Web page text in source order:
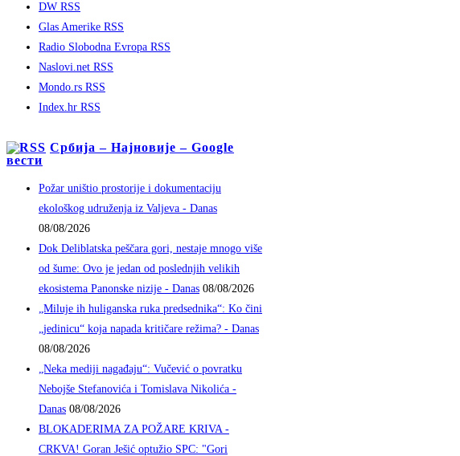
DW RSS
Glas Amerike RSS
Radio Slobodna Evropa RSS
Naslovi.net RSS
Mondo.rs RSS
Index.hr RSS
Србија – Најновије – Google
вести
Požar uništio prostorije i dokumentaciju
ekološkog udruženja iz Valjeva - Danas
08/08/2026
Dok Deliblatska peščara gori, nestaje mnogo više
od šume: Ovo je jedan od poslednjih velikih
ekosistema Panonske nizije - Danas 08/08/2026
„Miluje ih huliganska ruka predsednika“: Ko čini
„jedinicu“ koja napada kritičare režima? - Danas
08/08/2026
„Neka mediji nagađaju“: Vučević o povratku
Nebojše Stefanovića i Tomislava Nikolića -
Danas 08/08/2026
BLOKADERIMA ZA POŽARE KRIVA -
CRKVA! Goran Ješić optužio SPC: "Gori